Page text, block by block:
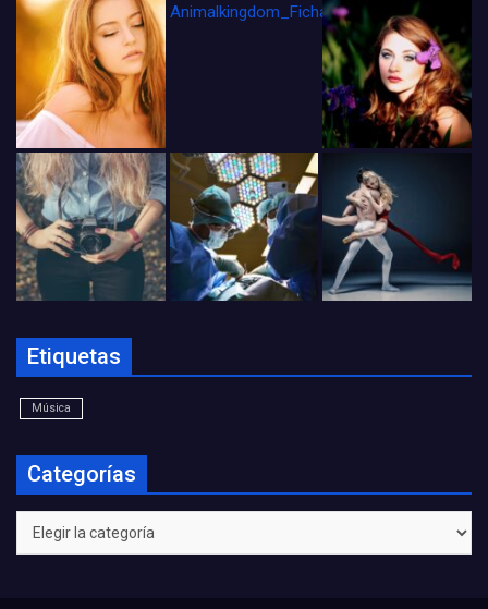
Animalkingdom_FichaCine
Etiquetas
Música
Categorías
Categorías